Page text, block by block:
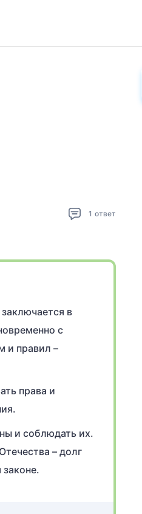
1 ответ
в
с
и правил –
права и
и соблюдать их.
– долг